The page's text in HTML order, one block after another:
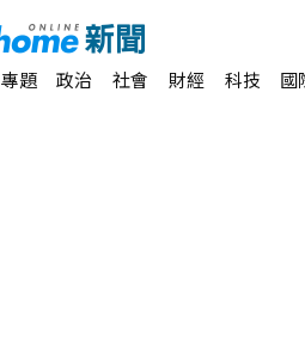
專題 政治 社會 財經 科技 國